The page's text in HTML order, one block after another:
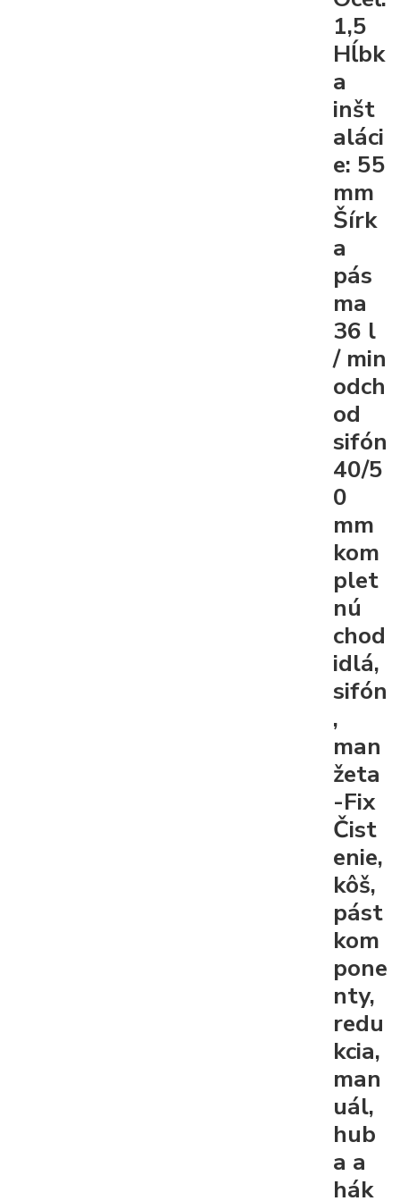
1,5
Hĺbk
a
inšt
aláci
e: 55
mm
Šírk
a
pás
ma
36 l
/ min
odch
od
sifón
40/5
0
mm
kom
plet
nú
chod
idlá,
sifón
,
man
žeta
-Fix
Čist
enie,
kôš,
pást
kom
pone
nty,
redu
kcia,
man
uál,
hub
a a
hák